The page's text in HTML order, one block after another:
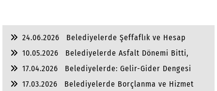
24.06.2026
Belediyelerde Şeffaflık ve Hesap
10.05.2026
Belediyelerde Asfalt Dönemi Bitti,
17.04.2026
Belediyelerde: Gelir-Gider Dengesi
17.03.2026
Belediyelerde Borçlanma ve Hizmet